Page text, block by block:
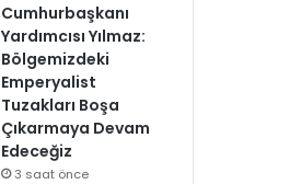
Cumhurbaşkanı
Yardımcısı Yılmaz:
Bölgemizdeki
Emperyalist
Tuzakları Boşa
Çıkarmaya Devam
Edeceğiz
3 saat önce